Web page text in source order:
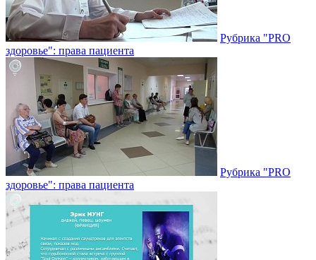
Рубрика "PRO
здоровье": права пациента
Рубрика "PRO
здоровье": права пациента